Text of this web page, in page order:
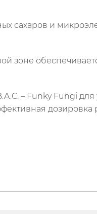
сахаров и
зоне
– Funky Fungi
дозировка